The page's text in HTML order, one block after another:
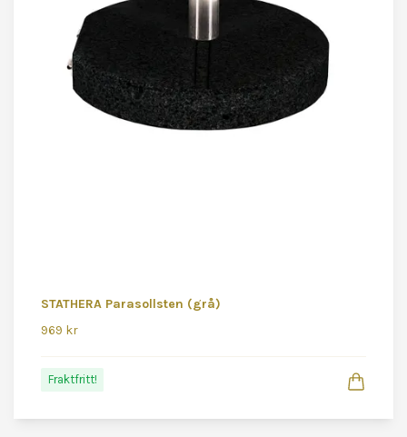
STATHERA Parasollsten (grå)
969 kr
Fraktfritt!